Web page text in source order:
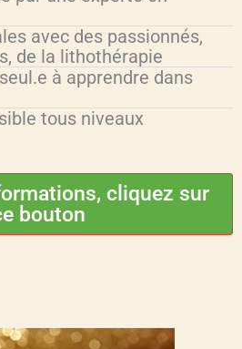
avec des passionnés,
de la lithothérapie
à apprendre dans
tous niveaux
cliquez sur
bouton